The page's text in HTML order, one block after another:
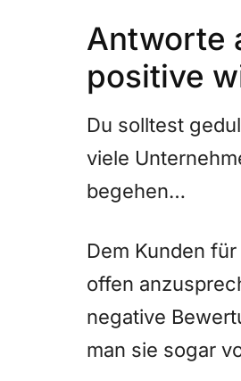
Antworte
positive
Du solltest
viele
begehen…
Dem Kunden
offen
negative
man sie sogar